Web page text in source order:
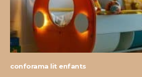
conforama lit enfants